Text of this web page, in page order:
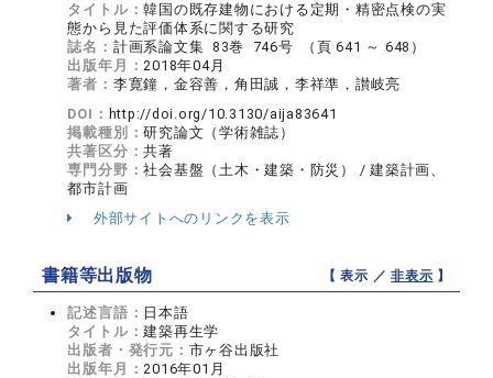
タイトル：韓国の既存建物における定期・精密点検の実
態から見た評価体系に関する研究
誌名： 計画系論文集 83巻 746号 （頁 641 ～ 648）
出版年月：2018年04月
著者： 李寛鐘，金容善，角田誠，李祥準，讃岐亮
DOI： http://doi.org/10.3130/aija83641
掲載種別：研究論文（学術雑誌）
共著区分：共著
専門分野：社会基盤（土木・建築・防災） / 建築計画、
都市計画
外部サイトへのリンクを表示
書籍等出版物 【 表示 ／非表示 】
記述言語： 日本語
タイトル：建築再生学
出版者・発行元： 市ヶ谷出版社
出版年月：2016年01月